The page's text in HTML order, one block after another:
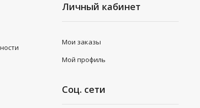
Личный кабинет
Мои заказы
Мой профиль
Соц. сети